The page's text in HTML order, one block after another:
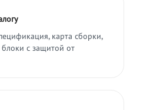
карта сборки,
с защитой от